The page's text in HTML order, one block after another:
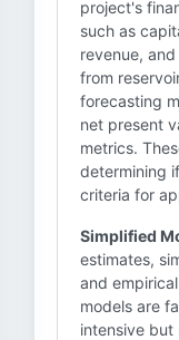
project's
such as
revenue,
from
forecasting
net present
metrics.
determining
criteria for
Simplified
estimates,
and
models are
intensive but